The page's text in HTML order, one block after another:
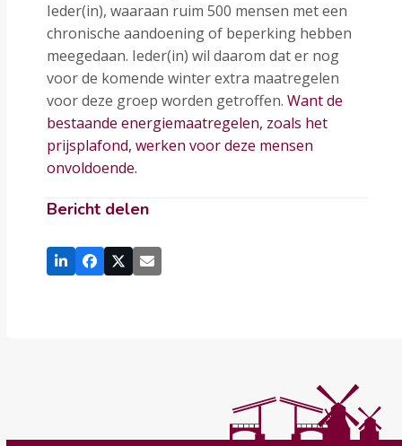
Ieder(in), waaraan ruim 500 mensen met een
chronische aandoening of beperking hebben
meegedaan. Ieder(in) wil daarom dat er nog
voor de komende winter extra maatregelen
voor deze groep worden getroffen.Want de
bestaande energiemaatregelen, zoals het
prijsplafond, werken voor deze mensen
onvoldoende.
Bericht delen